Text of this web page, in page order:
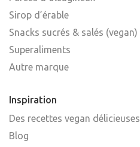
Sirop d’érable
Snacks sucrés & salés (vegan)
Superaliments
Autre marque
Inspiration
Des recettes vegan délicieuses
Blog